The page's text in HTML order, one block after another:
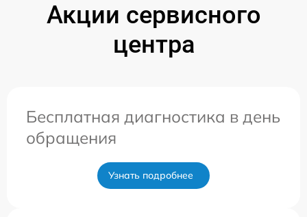
Акции сервисного
центра
Бесплатная диагностика в день
обращения
Узнать подробнее